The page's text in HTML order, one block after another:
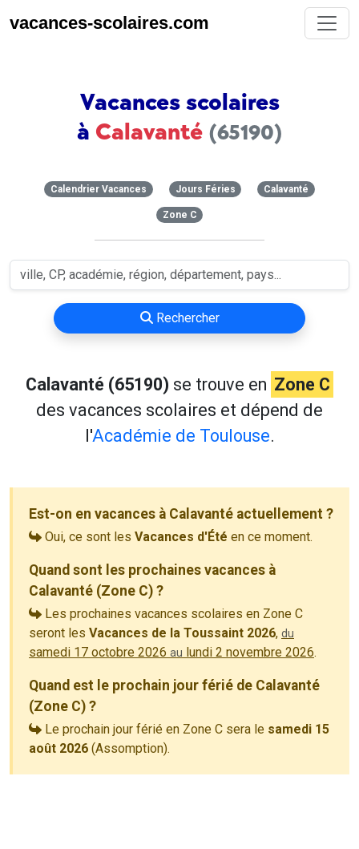
vacances-scolaires.com
Vacances scolaires
à Calavanté (65190)
Calendrier Vacances Jours Féries Calavanté
Zone C
Rechercher
Calavanté (65190) se trouve en Zone C
des vacances scolaires et dépend de
l'Académie de Toulouse.
Est-on en vacances à Calavanté actuellement ?
Oui, ce sont les Vacances d'Été en ce moment.
Quand sont les prochaines vacances à
Calavanté (Zone C) ?
Les prochaines vacances scolaires en Zone C
seront les Vacances de la Toussaint 2026, du
samedi 17 octobre 2026 au lundi 2 novembre 2026.
Quand est le prochain jour férié de Calavanté
(Zone C) ?
Le prochain jour férié en Zone C sera le samedi 15
août 2026 (Assomption).